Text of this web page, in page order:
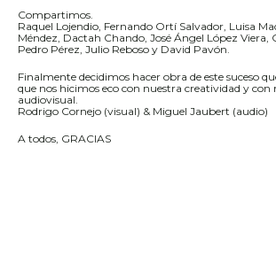
Compartimos.
Raquel Lojendio, Fernando Ortí Salvador, Luisa
Méndez, Dactah Chando, José Ángel López Viera,
Pedro Pérez, Julio Reboso y David Pavón.
Finalmente decidimos hacer obra de este suceso
que nos hicimos eco con nuestra creatividad y con
audiovisual.
Rodrigo Cornejo (visual) & Miguel Jaubert (audio)
A todos, GRACIAS